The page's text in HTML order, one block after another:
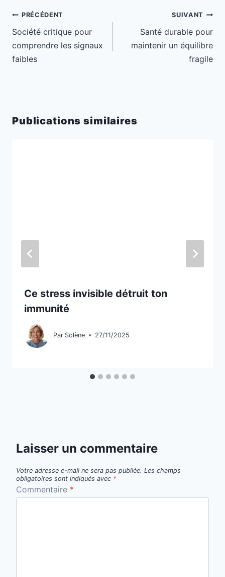
Navigation
de
l’article
PRÉCÉDENT
Société critique pour
comprendre les signaux
faibles
SUIVANT
Santé durable pour
maintenir un équilibre
fragile
Publications similaires
Ce stress invisible détruit ton
immunité
Par Solène 27/11/2025
Laisser un commentaire
Votre adresse e-mail ne sera pas publiée. Les champs
obligatoires sont indiqués avec *
Commentaire *